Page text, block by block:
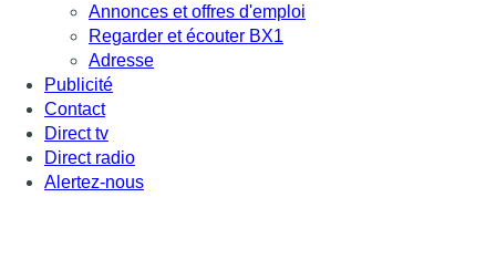
Annonces et offres d'emploi
Regarder et écouter BX1
Adresse
Publicité
Contact
Direct tv
Direct radio
Alertez-nous